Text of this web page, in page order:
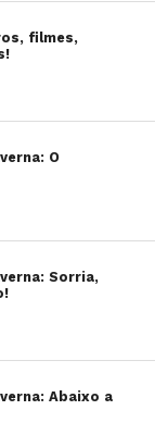
filmes,
O
Sorria,
Abaixo a